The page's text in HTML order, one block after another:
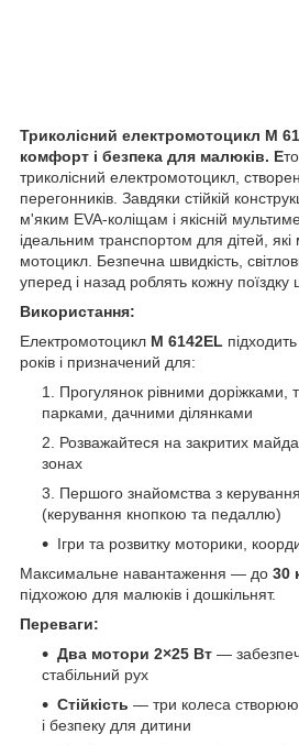
Триколісний електромотоцикл M
комфорт і безпека для малюків. Е
триколісний електромотоцикл,
перегонників. Завдяки стійкій
м'яким EVA-коліщам і якісній
ідеальним транспортом для дітей,
мотоцикл. Безпечна швидкість,
уперед і назад роблять кожну
Використання:
Електромотоцикл M 6142EL
років і призначений для:
Прогулянок рівними доріжками,
парками, дачними ділянками
Розважайтеся на закритих
зонах
Першого знайомства з
(керування кнопкою та педаллю)
Ігри та розвитку моторики,
Максимальне навантаження — до 30
підхожою для малюків і дошкільнят.
Переваги:
Два мотори 2×25 Вт —
стабільний рух
Стійкість — три колеса
і безпеку для дитини